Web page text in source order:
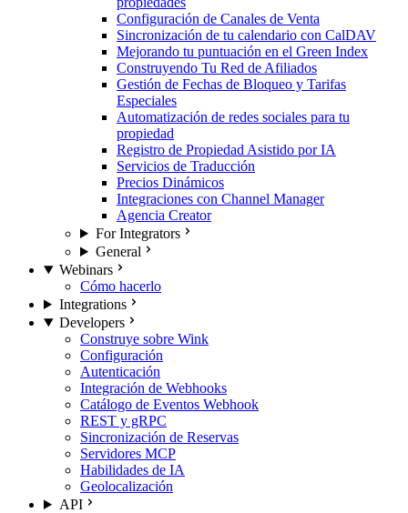
Configuración de Canales de Venta
Sincronización de tu calendario con CalDAV
Mejorando tu puntuación en el Green Index
Construyendo Tu Red de Afiliados
Gestión de Fechas de Bloqueo y Tarifas
Especiales
Automatización de redes sociales para tu
propiedad
Registro de Propiedad Asistido por IA
Servicios de Traducción
Precios Dinámicos
Integraciones con Channel Manager
Agencia Creator
For Integrators
General
Webinars
Cómo hacerlo
Integrations
Developers
Construye sobre Wink
Configuración
Autenticación
Integración de Webhooks
Catálogo de Eventos Webhook
REST y gRPC
Sincronización de Reservas
Servidores MCP
Habilidades de IA
Geolocalización
API